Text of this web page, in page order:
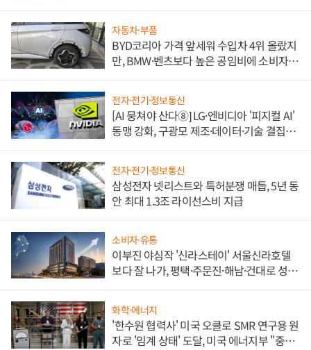
자동차·부품
BYD코리아 가격 앞세워 수입차 4위 올랐지
만, BMW·벤츠보다 높은 공임비에 소비자
전자·전기·정보통신
[AI 뭉쳐야 산다⑧] LG·엔비디아 '피지컬 AI'
동맹 강화, 구광모 제조·데이터·기술 결집
전자·전기·정보통신
삼성전자 넷리스트와 특허분쟁 매듭, 5년 동
안 최대 1.3조 라이선스비 지급
소비자·유통
이부진 야심작 '신라스테이' 서울신라호텔
보다 잘 나가, 평택·주문진·해남·건대로 성
화학·에너지
'한수원 협력사' 미국 오클로 SMR 연구용 원
자로 '임계 상태' 도달, 미국 에너지부 "중요